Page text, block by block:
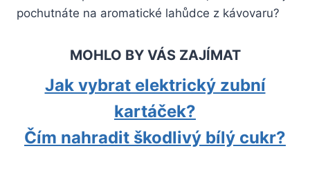
pochutnáte na aromatické lahůdce z kávovaru?
MOHLO BY VÁS ZAJÍMAT
Jak vybrat elektrický zubní
kartáček?
Čím nahradit škodlivý bílý cukr?